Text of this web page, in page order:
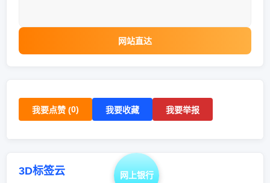
网站直达
我要点赞 (0) 我要收藏 我要举报
3D标签云 网上银行